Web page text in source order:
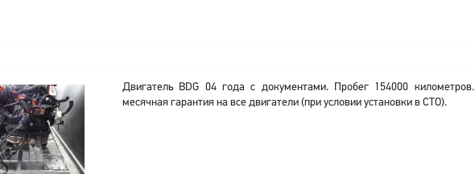
Двигатель BDG 04 года с документами. Пробег 154000 километров.
месячная гарантия на все двигатели (при условии установки в СТО).